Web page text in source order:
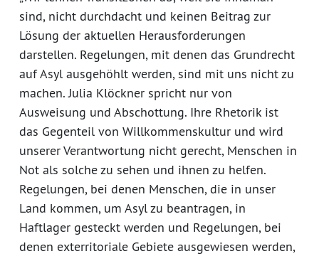
sind, nicht durchdacht und keinen Beitrag zur
Lösung der aktuellen Herausforderungen
darstellen. Regelungen, mit denen das Grundrecht
auf Asyl ausgehöhlt werden, sind mit uns nicht zu
machen. Julia Klöckner spricht nur von
Ausweisung und Abschottung. Ihre Rhetorik ist
das Gegenteil von Willkommenskultur und wird
unserer Verantwortung nicht gerecht, Menschen in
Not als solche zu sehen und ihnen zu helfen.
Regelungen, bei denen Menschen, die in unser
Land kommen, um Asyl zu beantragen, in
Haftlager gesteckt werden und Regelungen, bei
denen exterritoriale Gebiete ausgewiesen werden,